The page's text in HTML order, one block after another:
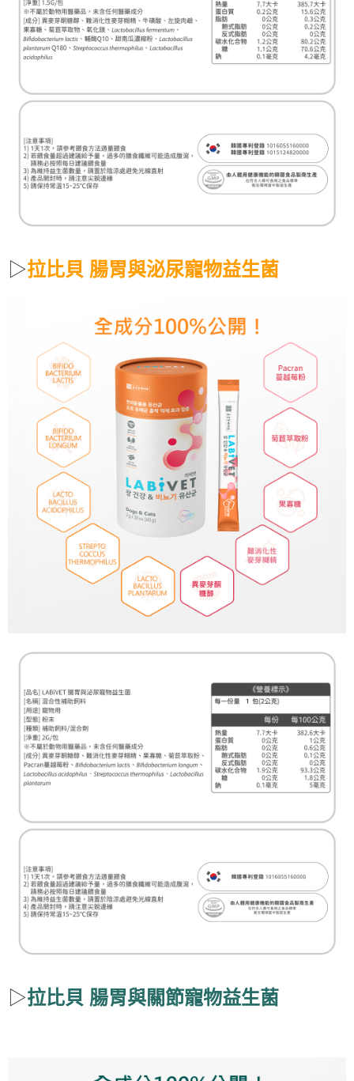
▷拉比貝 腸胃與泌尿寵物益生菌
▷拉比貝 腸胃與關節寵物益生菌